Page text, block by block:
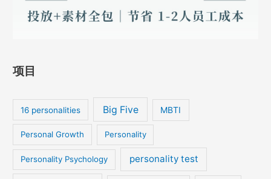
项目
16 personalities Big Five MBTI
Personal Growth Personality
Personality Psychology personality test